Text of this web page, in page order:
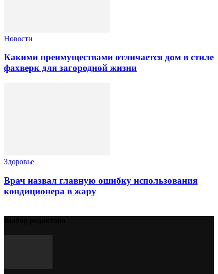
Новости
Какими преимуществами отличается дом в стиле
фахверк для загородной жизни
Здоровье
Врач назвал главную ошибку использования
кондиционера в жару